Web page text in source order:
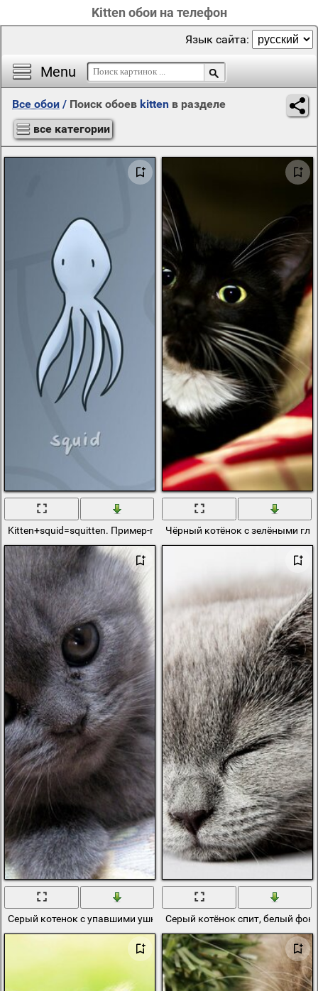
Kitten обои на телефон
Menu
Язык сайта:
Все обои / Поиск обоев kitten в разделе
все категории
Kitten+squid=squitten. Пример-приколЧёрный котёнок с зелёными
Серый котенок с упавшими ушкамиСерый котёнок спит, белый фон